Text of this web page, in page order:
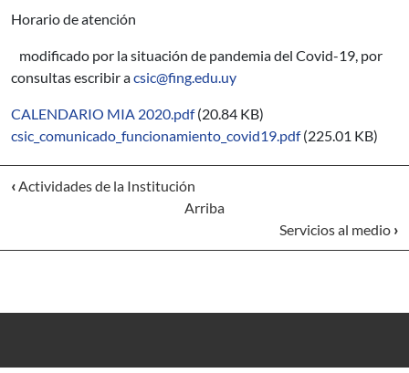
Horario de atención
modificado por la situación de pandemia del Covid-19, por
consultas escribir acsic@fing.edu.uy
CALENDARIO MIA 2020.pdf (20.84 KB)
csic_comunicado_funcionamiento_covid19.pdf (225.01 KB)
‹Actividades de la Institución
Arriba
Servicios al medio ›